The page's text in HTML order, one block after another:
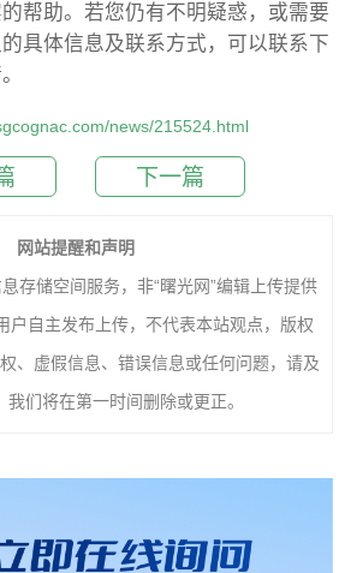
帮助。若您仍有不明疑惑，或需要
具体信息及联系方式，可以联系下
news/215524.html
下一篇
网站提醒和声明
存储空间服务，非“曙光网”编辑上传提供
户自主发布上传，不代表本站观点，版权
、虚假信息、错误信息或任何问题，请及
我们将在第一时间删除或更正。